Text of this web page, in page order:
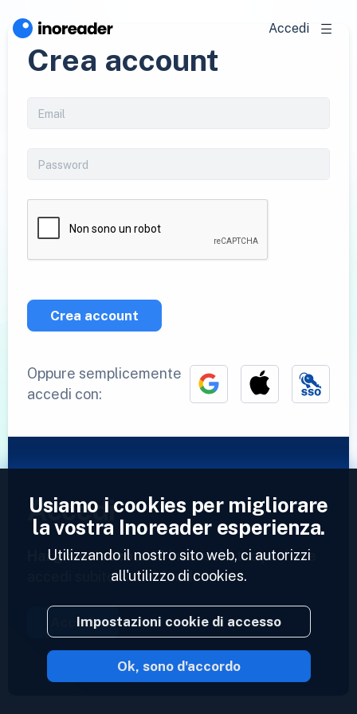
Accedi
Crea account
Crea account
Oppure semplicemente
accedi con:
Accedi
Hai già un account?Inserisci il tuo profilo e
accedi subito ai tuoi feed.
Accedi
2023 © Inoreader
Usiamo i cookies per migliorare
la vostra Inoreader esperienza.
Utilizzando il nostro sito web, ci autorizzi
all'utilizzo di cookies.
Impostazioni cookie di accesso
Ok, sono d'accordo